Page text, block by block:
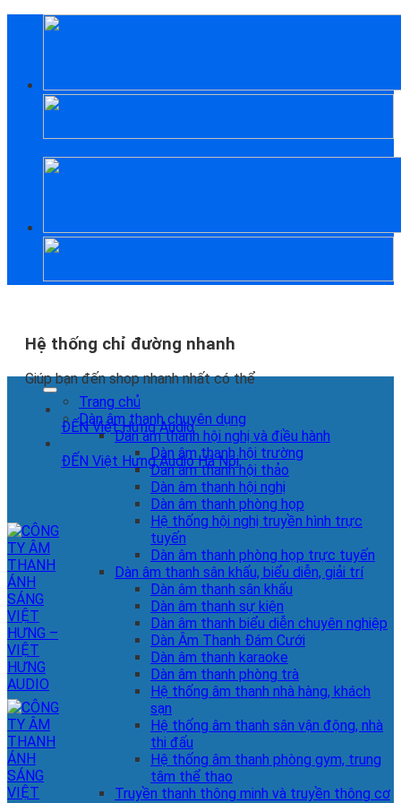
Hệ thống chỉ đường nhanh
Giúp bạn đến shop nhanh nhất có thể
ĐẾN Việt Hưng Audio
ĐẾN Việt Hưng Audio Hà Nội
Trang chủ
Dàn âm thanh chuyên dụng
Dàn âm thanh hội nghị và điều hành
Dàn âm thanh hội trường
Dàn âm thanh hội thảo
Dàn âm thanh hội nghị
Dàn âm thanh phòng họp
Hệ thống hội nghị truyền hình trực
tuyến
Dàn âm thanh phòng họp trực tuyến
Dàn âm thanh sân khấu, biểu diễn, giải trí
Dàn âm thanh sân khấu
Dàn âm thanh sự kiện
Dàn âm thanh biểu diễn chuyên nghiệp
Dàn Âm Thanh Đám Cưới
Dàn âm thanh karaoke
Dàn âm thanh phòng trà
Hệ thống âm thanh nhà hàng, khách
sạn
Hệ thống âm thanh sân vận động, nhà
thi đấu
Hệ thống âm thanh phòng gym, trung
tâm thể thao
Truyền thanh thông minh và truyền thông cơ